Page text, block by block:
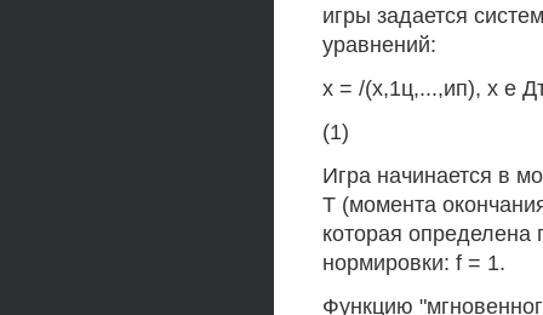
игры задается
уравнений:
х = /(х,1ц,...,ип), х е
(1)
Игра начинается в
Т (момента
которая определена
нормировки: f = 1.
Функцию